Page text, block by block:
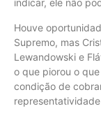
indicar, ele não
Houve
Supremo, mas
Lewandowski e
o que piorou o
condição de